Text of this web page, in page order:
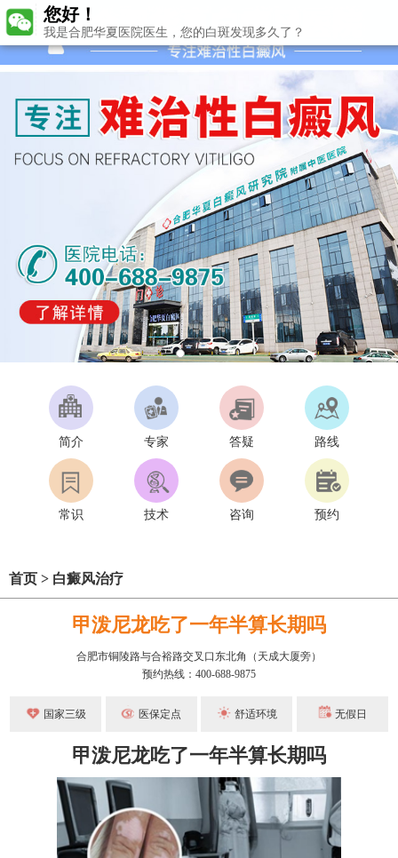
简介 专家 答疑 路线
常识 技术 咨询 预约
首页 > 白癜风治疗
甲泼尼龙吃了一年半算长期吗
合肥市铜陵路与合裕路交叉口东北角（天成大厦旁）
预约热线：400-688-9875
国家三级 医保定点 舒适环境 无假日
甲泼尼龙吃了一年半算长期吗
您好！
我是合肥华夏医院医生，您的白斑发现多久了？